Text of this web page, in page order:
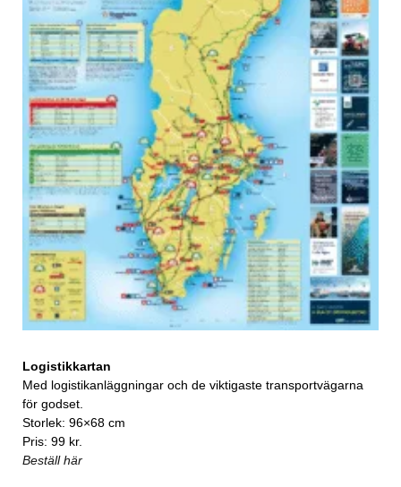
Logistikkartan
Med logistikanläggningar och de viktigaste transportvägarna
för godset.
Storlek: 96×68 cm
Pris: 99 kr.
Beställ här